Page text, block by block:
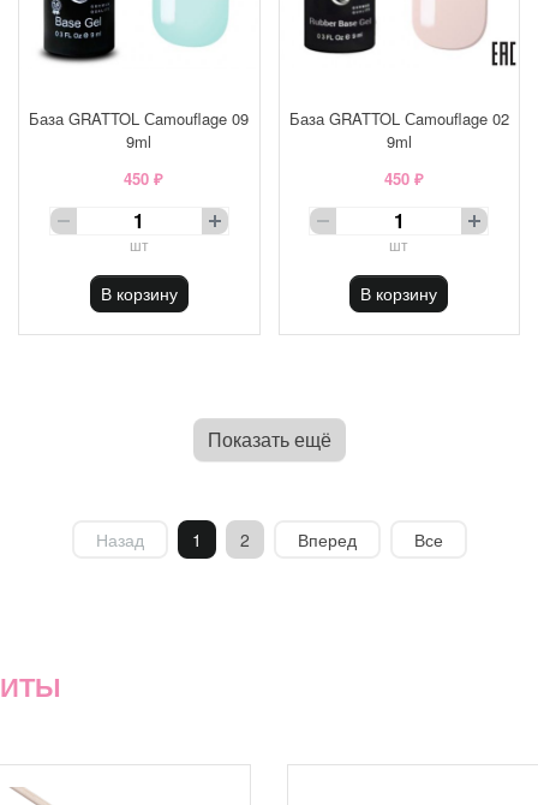
База GRATTOL Сamouflage 09
9ml
450 ₽
шт
В корзину
База GRATTOL Сamouflage 02
9ml
450 ₽
шт
В корзину
Показать ещё
Назад 1 2 Вперед Все